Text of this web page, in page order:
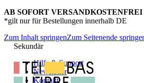
AB SOFORT
*gilt nur für Bestellungen innerhalb DE
Zum Inhalt springenZum Seitenende
Sekundär
Hilfe & Support
Newsletter
Kontakt